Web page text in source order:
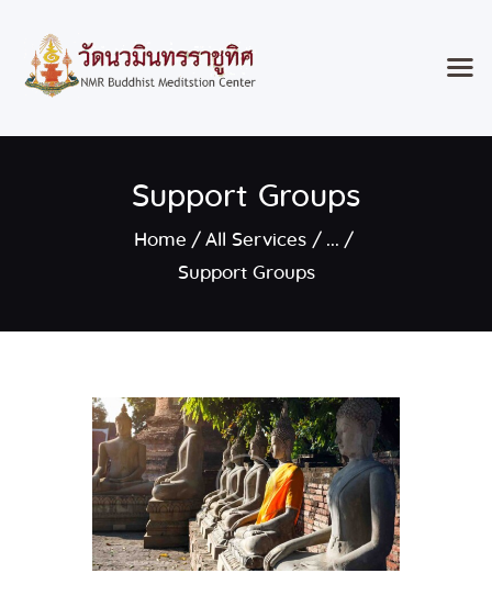
Support Groups
Home All Services
...
Support Groups
Classes & Events
About the Temple